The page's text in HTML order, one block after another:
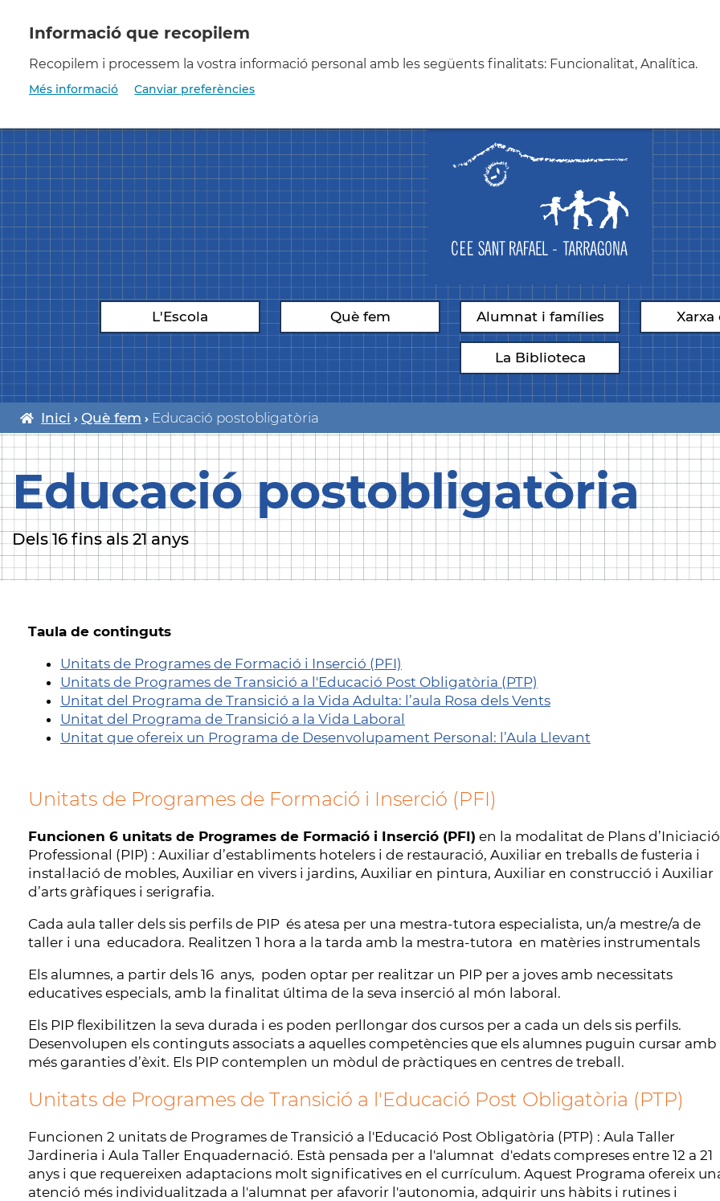
08/08/2026
L'Escola Què fem Alumnat i famílies Xarxa
La Biblioteca
Fil
d'ariadna
Inici Què fem Educació postobligatòria
Educació postobligatòria
Dels 16 fins als 21 anys
Taula de continguts
Unitats de Programes de Formació i Inserció (PFI)
Unitats de Programes de Transició a l'Educació Post Obligatòria (PTP)
Unitat del Programa de Transició a la Vida Adulta: l’aula Rosa dels Vents
Unitat del Programa de Transició a la Vida Laboral
Unitat que ofereix un Programa de Desenvolupament Personal: l’Aula Llevant
Unitats de Programes de Formació i Inserció (PFI)
Funcionen 6 unitats de Programes de Formació i Inserció (PFI) en la modalitat de Plans d’Iniciació
Professional (PIP) : Auxiliar d’establiments hotelers i de restauració, Auxiliar en treballs de fusteria i
instal·lació de mobles, Auxiliar en vivers i jardins, Auxiliar en pintura, Auxiliar en construcció i Auxiliar
d’arts gràfiques i serigrafia.
Cada aula taller dels sis perfils de PIP és atesa per una mestra-tutora especialista, un/a mestre/a de
taller i una educadora. Realitzen 1 hora a la tarda amb la mestra-tutora en matèries instrumentals
Els alumnes, a partir dels 16 anys, poden optar per realitzar un PIP per a joves amb necessitats
educatives especials, amb la finalitat última de la seva inserció al món laboral.
Els PIP flexibilitzen la seva durada i es poden perllongar dos cursos per a cada un dels sis perfils.
Desenvolupen els continguts associats a aquelles competències que els alumnes puguin cursar amb
més garanties d’èxit. Els PIP contemplen un mòdul de pràctiques en centres de treball.
Unitats de Programes de Transició a l'Educació Post Obligatòria (PTP)
Funcionen 2 unitats de Programes de Transició a l'Educació Post Obligatòria (PTP) : Aula Taller
Jardineria i Aula Taller Enquadernació. Està pensada per a l'alumnat d'edats compreses entre 12 a 21
anys i que requereixen adaptacions molt significatives en el currículum. Aquest Programa ofereix
atenció més individualitzada a l'alumnat per afavorir l'autonomia, adquirir uns hàbits i rutines i
Recopilem i processem la vostra informació personal amb les següents finalitats: Funcionalitat, Analítica.
Més informació Canviar preferències